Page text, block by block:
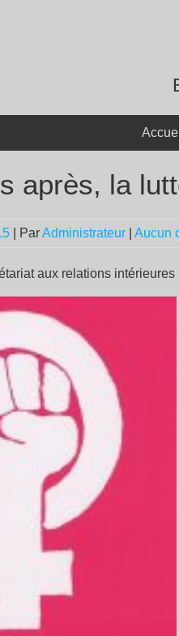
après, la
| ParAdministrateur Aucun
aux relations intérieures